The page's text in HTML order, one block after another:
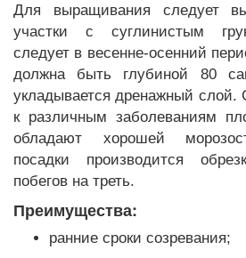
Для выращивания следует
участки с суглинистым
следует в весенне-осенний
должна быть глубиной 80
укладывается дренажный слой.
к различным заболеваниям
обладают хорошей
посадки производится
побегов на треть.
Преимущества:
ранние сроки созревания;